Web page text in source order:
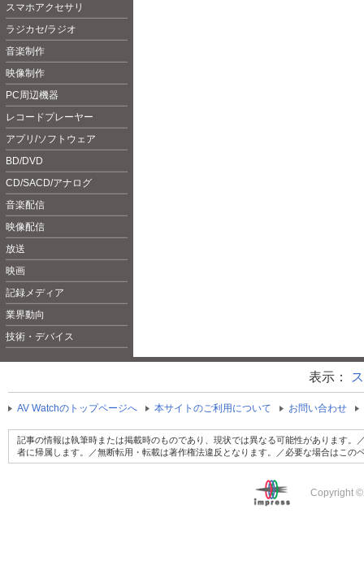
スマホアクセサリ
ラジカセ/ラジオ
音楽制作
映像制作
PC周辺機器
レコードプレーヤー
アプリ/ソフトウェア
BD/DVD
CD/SACD/アナログ
音楽配信
映像配信
放送
映画
記録メディア
業界動向
技術・デバイス
表示：
AV Watchのトップページへ 本サイトのご利用について お問い合わせ
記事の情報は執筆時または掲載時のものであり、現状では異なる可能性があります
者に帰属します。／無断転用・転載は著作権法違反となります。／必要な場合はこ
Copyright